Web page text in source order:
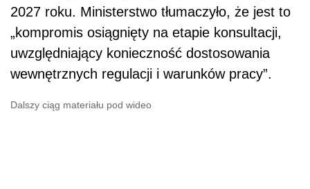
2027 roku. Ministerstwo tłumaczyło, że jest to
„kompromis osiągnięty na etapie konsultacji,
uwzględniający konieczność dostosowania
wewnętrznych regulacji i warunków pracy”.
Dalszy ciąg materiału pod wideo